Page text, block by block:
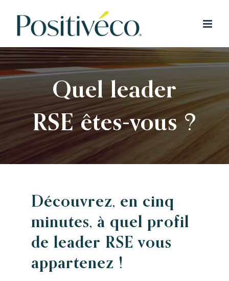
Quel leader
RSE êtes-vous ?
Découvrez, en cinq
minutes, à quel profil
de leader RSE vous
appartenez !